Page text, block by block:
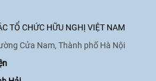
Doanh nghiệp Hoa Kỳ hỗ trợ
Nam xác định danh tính người mất
trong chiến tranh
TỔ CHỨC HỮU NGHỊ VIỆT NAM
Cửa Nam, Thành phố Hà Nội